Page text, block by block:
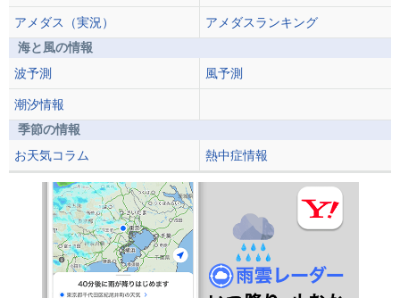
アメダス（実況）
アメダスランキング
海と風の情報
波予測
風予測
潮汐情報
季節の情報
お天気コラム
熱中症情報